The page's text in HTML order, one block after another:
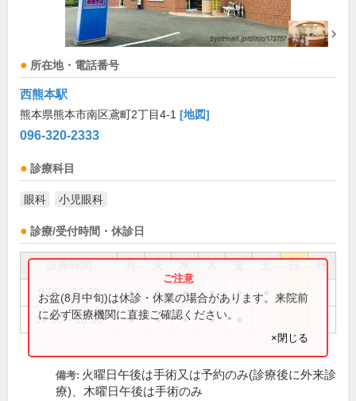
所在地・電話番号
西熊本駅
熊本県熊本市南区鳶町2丁目4-1 [地図]
096-320-2333
診療科目
眼科 小児眼科
診療/受付時間・休診日
祝
9:00～12:30 ● ● ● ● ●
14:30～18:00 ● ● ● ●
お盆(8月中旬)は休診・休業の場合があります。来院前
に必ず医療機関に直接ご確認ください。
×閉じる
備考: 火曜日午後は手術又は予約のみ(診療後に外来診
療)、木曜日午後は手術のみ